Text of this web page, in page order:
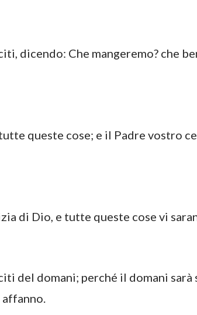
dicendo: Che mangeremo? che
queste cose; e il Padre vostro
di Dio, e tutte queste cose vi
del domani; perché il domani
affanno.